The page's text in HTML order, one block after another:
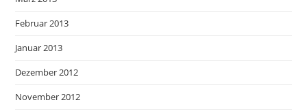
Februar 2013
Januar 2013
Dezember 2012
November 2012